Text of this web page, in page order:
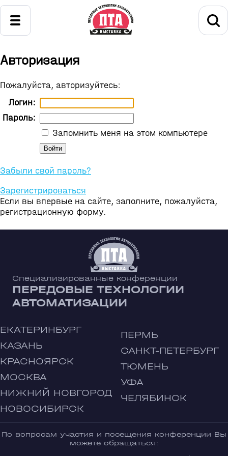
Авторизация
Пожалуйста, авторизуйтесь:
Логин:
Пароль:
Запомнить меня на этом компьютере
Забыли свой пароль?
Зарегистрироваться
Если вы впервые на сайте, заполните, пожалуйста,
регистрационную форму.
Специализированные конференции
ПЕРЕДОВЫЕ ТЕХНОЛОГИИ
АВТОМАТИЗАЦИИ
ЕКАТЕРИНБУРГ
КАЗАНЬ
КРАСНОЯРСК
МОСКВА
НИЖНИЙ НОВГОРОД
НОВОСИБИРСК
ПЕРМЬ
САНКТ-ПЕТЕРБУРГ
ТЮМЕНЬ
УФА
ЧЕЛЯБИНСК
По вопросам участия и посещения конференции Вы
можете обращаться: